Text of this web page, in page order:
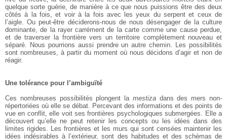
quelque sorte guérie, de manière à ce que nous puissions être des deux
côtés à la fois, et voir à la fois avec les yeux du serpent et ceux de
l’aigle. Ou peut-être déciderons-nous de nous désengager de la culture
dominante, de la rayer carrément de la carte comme une cause perdue,
et de traverser la frontière vers un territoire complètement nouveau et
séparé. Nous pourrions aussi prendre un autre chemin. Les possibilités
sont nombreuses, à partir du moment où nous décidons d’agir et non de
réagir.
Une tolérance pour l’ambiguïté
Ces nombreuses possibilités plongent la mestizadans des mers non-
répertoriées où elle se débat. Percevant des informations et des points de
vue en conflit, elle voit ses frontières psychologiques submergées. Elle a
découvert qu’elle ne peut retenir les concepts ou les idées dans des
limites rigides. Les frontières et les murs qui sont censées maintenir les
idées indésirables à l’extérieur, sont des habitudes et des schémas de